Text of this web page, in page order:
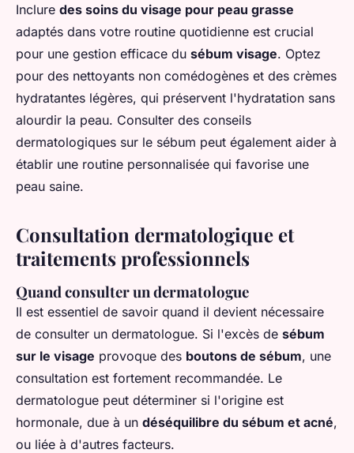
Inclure des soins du visage pour peau grasse
adaptés dans votre routine quotidienne est crucial
pour une gestion efficace du sébum visage. Optez
pour des nettoyants non comédogènes et des crèmes
hydratantes légères, qui préservent l'hydratation sans
alourdir la peau. Consulter des conseils
dermatologiques sur le sébum peut également aider à
établir une routine personnalisée qui favorise une
peau saine.
Consultation dermatologique et
traitements professionnels
Quand consulter un dermatologue
Il est essentiel de savoir quand il devient nécessaire
de consulter un dermatologue. Si l'excès de sébum
sur le visage provoque des boutons de sébum, une
consultation est fortement recommandée. Le
dermatologue peut déterminer si l'origine est
hormonale, due à un déséquilibre du sébum et acné,
ou liée à d'autres facteurs.